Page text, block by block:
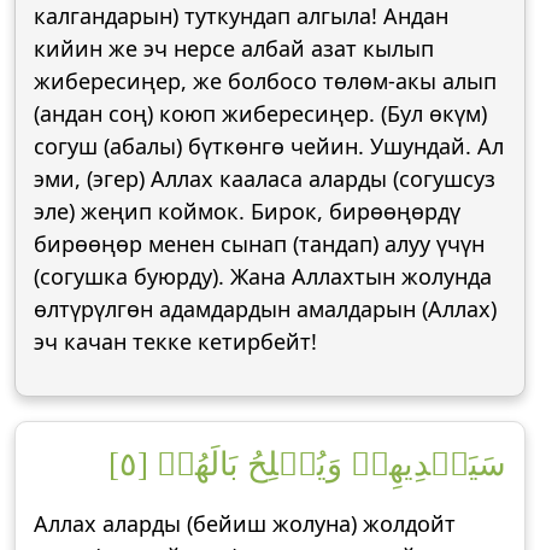
калгандарын) туткундап алгыла! Андан
кийин же эч нерсе албай азат кылып
жибересиңер, же болбосо төлөм-акы алып
(андан соң) коюп жибересиңер. (Бул өкүм)
согуш (абалы) бүткөнгө чейин. Ушундай. Ал
эми, (эгер) Аллах кааласа аларды (согушсуз
эле) жеңип коймок. Бирок, бирөөңөрдү
бирөөңөр менен сынап (тандап) алуу үчүн
(согушка буюрду). Жана Аллахтын жолунда
өлтүрүлгөн адамдардын амалдарын (Аллах)
эч качан текке кетирбейт!
سَيَهۡدِيهِمۡ وَيُصۡلِحُ بَالَهُمۡ [٥]
Аллах аларды (бейиш жолуна) жолдойт